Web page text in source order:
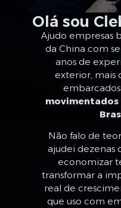
Olá sou
Ajudo empresas
da China com
anos de
exterior, mais
Não falo de
ajudei dezenas
economizar
transformar a
real de
que uso com